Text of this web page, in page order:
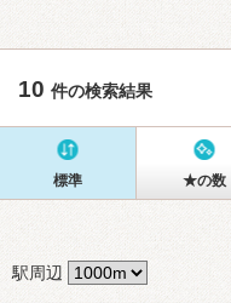
10 件の検索結果
標準 ★の数
駅周辺